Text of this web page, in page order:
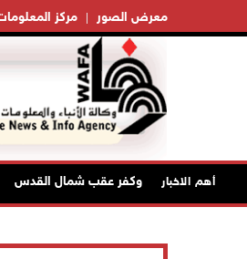
مركز معرض الصور
أهم الاخبار